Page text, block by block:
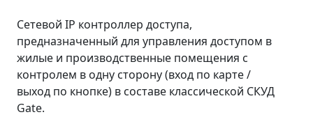
Сетевой IP контроллер доступа,
предназначенный для управления доступом в
жилые и производственные помещения с
контролем в одну сторону (вход по карте /
выход по кнопке) в составе классической СКУД
Gate.